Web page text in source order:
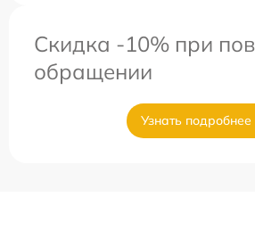
Скидка -10% при
обращении
Узнать подробнее